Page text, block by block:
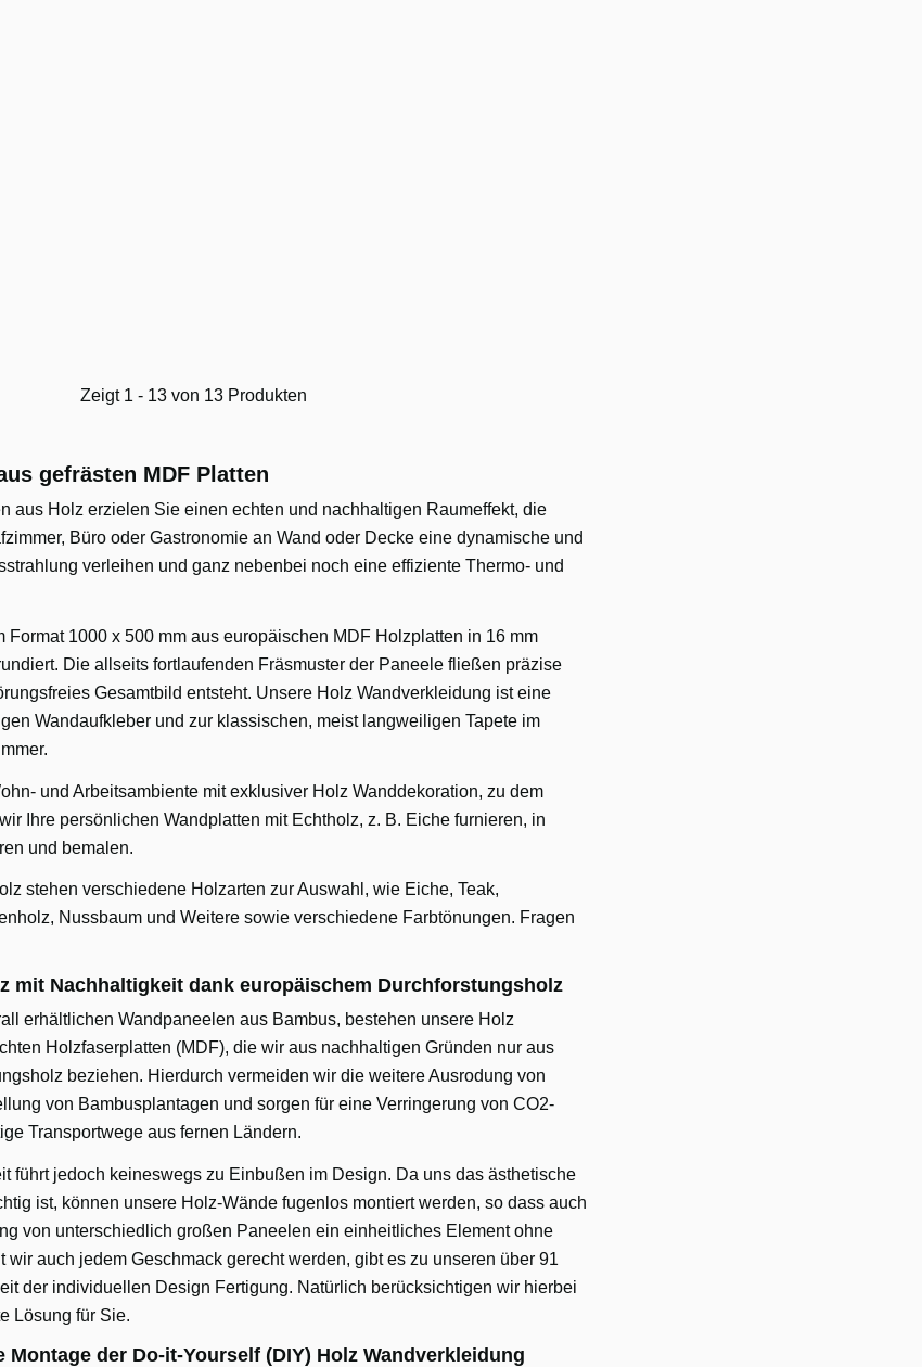
Zeigt 1 - 13 von 13 Produkten
gefrästen MDF Platten
aus Holz erzielen Sie einen echten und nachhaltigen Raumeffekt, die
Büro oder Gastronomie an Wand oder Decke eine dynamische und
verleihen und ganz nebenbei noch eine effiziente Thermo- und
Format 1000 x 500 mm aus europäischen MDF Holzplatten in 16 mm
Die allseits fortlaufenden Fräsmuster der Paneele fließen präzise
Gesamtbild entsteht. Unsere Holz Wandverkleidung ist eine
Wandaufkleber und zur klassischen, meist langweiligen Tapete im
und Arbeitsambiente mit exklusiver Holz Wanddekoration, zu dem
Ihre persönlichen Wandplatten mit Echtholz, z. B. Eiche furnieren, in
und bemalen.
stehen verschiedene Holzarten zur Auswahl, wie Eiche, Teak,
Nussbaum und Weitere sowie verschiedene Farbtönungen. Fragen
mit Nachhaltigkeit dank europäischem Durchforstungsholz
erhältlichen Wandpaneelen aus Bambus, bestehen unsere Holz
Holzfaserplatten (MDF), die wir aus nachhaltigen Gründen nur aus
beziehen. Hierdurch vermeiden wir die weitere Ausrodung von
von Bambusplantagen und sorgen für eine Verringerung von CO2-
Transportwege aus fernen Ländern.
führt jedoch keineswegs zu Einbußen im Design. Da uns das ästhetische
ist, können unsere Holz-Wände fugenlos montiert werden, so dass auch
von unterschiedlich großen Paneelen ein einheitliches Element ohne
wir auch jedem Geschmack gerecht werden, gibt es zu unseren über 91
der individuellen Design Fertigung. Natürlich berücksichtigen wir hierbei
Lösung für Sie.
Montage der Do-it-Yourself (DIY) Holz Wandverkleidung